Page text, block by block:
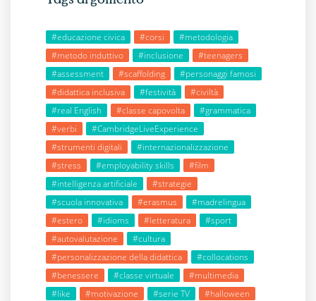
#educazione civica #corsi
#metodologia
#metodo induttivo
#inclusione
#teenagers
#assessment
#scaffolding
#personaggi famosi
#didattica inclusiva
#festività
#civiltà
#real English
#classe capovolta
#grammatica
#verbi
#CambridgeLiveExperience
#strumenti digitali
#internazionalizzazione
#stress
#employability skills
#film
#intelligenza artificiale
#strategie
#scuola innovativa
#erasmus
#madrelingua
#estero
#idioms #letteratura
#sport
#autovalutazione
#cultura
#personalizzazione della didattica
#collocations
#benessere
#classe virtuale
#multimedia
#like
#motivazione #serie TV
#halloween